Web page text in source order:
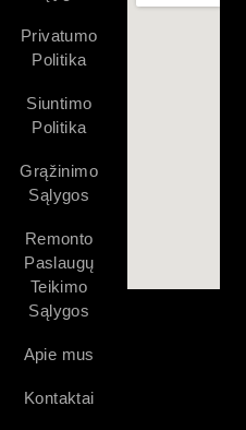
Privatumo
Politika
Siuntimo
Politika
Grąžinimo
Sąlygos
Remonto
Paslaugų
Teikimo
Sąlygos
Apie mus
Kontaktai